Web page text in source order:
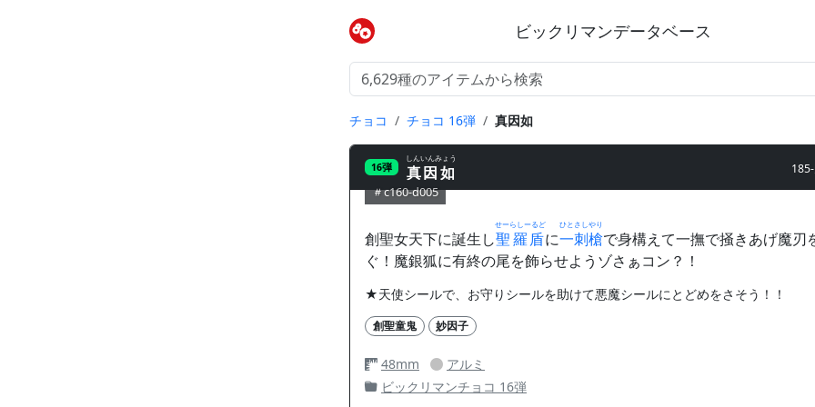
ビックリマンデータベース
チョコ チョコ 16弾 真因如
16弾 真因如
しんいんみょう
c160-d005
創聖女天下に誕生し聖羅盾
せーらしーるど
に一刺槍
ひとさしやり
で身構えて一撫で掻きあげ魔刃
ぐ！魔銀狐に有終の尾を飾らせようゾさぁコン？！
★天使シールで、お守りシールを助けて悪魔シールにとどめをさそう！！
創聖童鬼 妙因子
48mm
アルミ
ビックリマンチョコ 16弾